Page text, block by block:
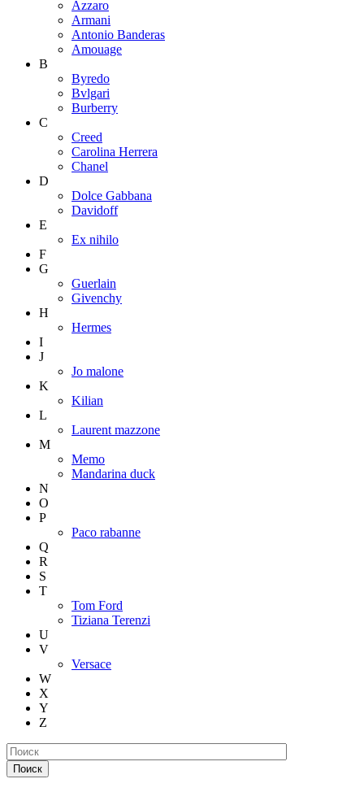
Azzaro
Armani
Antonio Banderas
Amouage
B
Byredo
Bvlgari
Burberry
C
Creed
Carolina Herrera
Chanel
D
Dolce Gabbana
Davidoff
E
Ex nihilo
F
G
Guerlain
Givenchy
H
Hermes
I
J
Jo malone
K
Kilian
L
Laurent mazzone
M
Memo
Mandarina duck
N
O
P
Paco rabanne
Q
R
S
T
Tom Ford
Tiziana Terenzi
U
V
Versace
W
X
Y
Z
Поиск